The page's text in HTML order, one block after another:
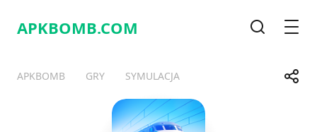
APKBOMB.COM
APKBOMB GRY SYMULACJA